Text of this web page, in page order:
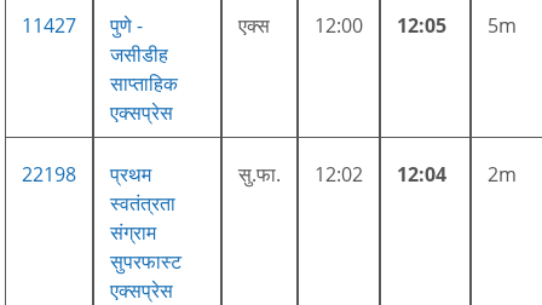
11427
पुणे -
जसीडीह
साप्ताहिक
एक्सप्रेस
एक्स 12:00 12:05 5m
22198
प्रथम
स्वतंत्रता
संग्राम
सुपरफास्ट
एक्सप्रेस
सु.फा. 12:02 12:04 2m